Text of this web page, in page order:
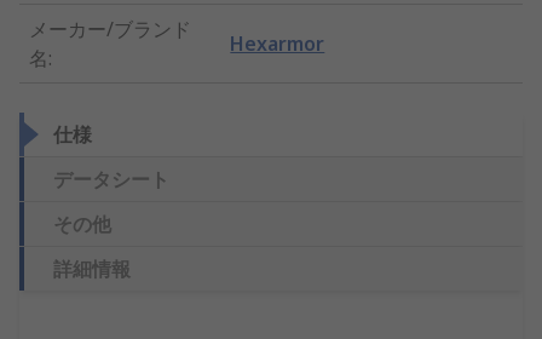
メーカー/ブランド
名:
Hexarmor
仕様
データシート
その他
詳細情報